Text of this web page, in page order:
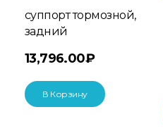
суппорт тормозной,
задний
13,796.00₽
В Корзину